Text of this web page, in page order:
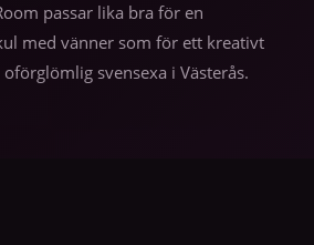
passar lika bra för en
med vänner som för ett kreativt
svensexa i Västerås.